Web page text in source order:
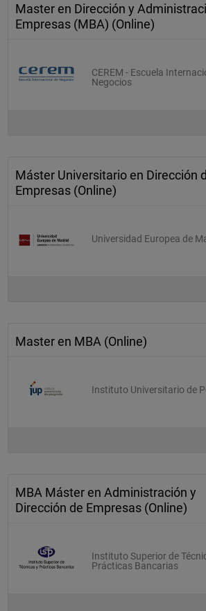
Master en Dirección y
Empresas (MBA) (Online)
CEREM - Escuela
Negocios
Máster Universitario en Dirección
Empresas (Online)
Universidad Europea de
Master en MBA (Online)
Instituto Universitario de
MBA Máster en Administración y
Dirección de Empresas (Online)
Instituto Superior de
Prácticas Bancarias